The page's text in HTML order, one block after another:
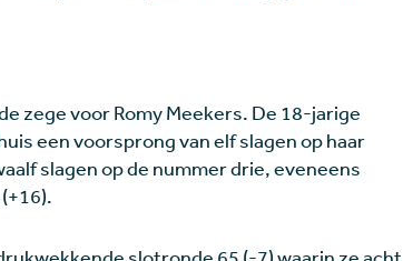
zege voor Romy Meekers. De 18-jarige
een voorsprong van elf slagen op haar
slagen op de nummer drie, eveneens